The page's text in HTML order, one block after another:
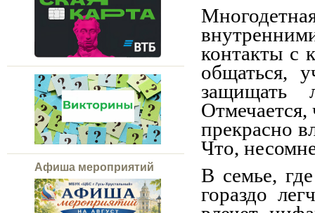
Афиша мероприятий
контакты с
общаться,
защищать
Отмечается,
прекрасно
Что,
В семье,
гораздо